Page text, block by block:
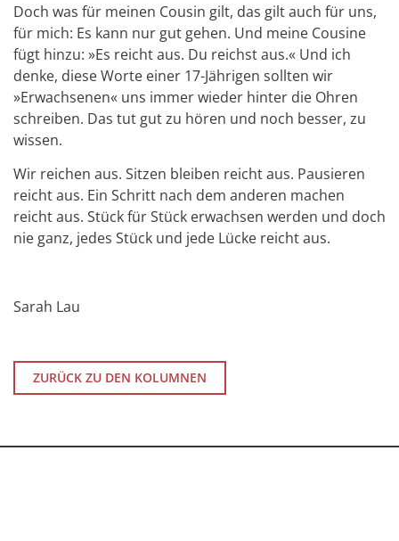
Doch was für meinen Cousin gilt, das gilt auch für uns,
für mich: Es kann nur gut gehen. Und meine Cousine
fügt hinzu: »Es reicht aus. Du reichst aus.« Und ich
denke, diese Worte einer 17-Jährigen sollten wir
»Erwachsenen« uns immer wieder hinter die Ohren
schreiben. Das tut gut zu hören und noch besser, zu
wissen.
Wir reichen aus. Sitzen bleiben reicht aus. Pausieren
reicht aus. Ein Schritt nach dem anderen machen
reicht aus. Stück für Stück erwachsen werden und doch
nie ganz, jedes Stück und jede Lücke reicht aus.
Sarah Lau
ZURÜCK ZU DEN KOLUMNEN